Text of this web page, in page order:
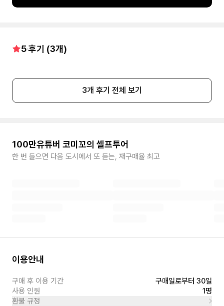
5후기 (3개)
3개 후기 전체 보기
100만유튜버 코미꼬의 셀프투어
한 번 들으면 다음 도시에서 또 듣는, 재구매율 최고
이용안내
구매 후 이용 기간
구매일로부터 30일
사용 인원
1명
환불 규정